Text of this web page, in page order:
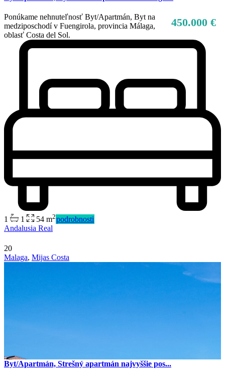
450.000 €
Ponúkame nehnuteľnosť Byt/Apartmán, Byt na
medziposchodí v Fuengirola, provincia Málaga,
oblasť Costa del Sol.
1 1 54 m2podrobnosti
Andalusia Real
20
Malaga, Mijas Costa
Byt/Apartmán, Strešný apartmán najvyššie pos...